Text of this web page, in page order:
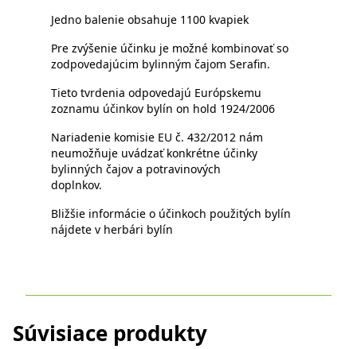
Jedno balenie obsahuje 1100 kvapiek
Pre zvýšenie účinku je možné kombinovať so
zodpovedajúcim bylinným čajom Serafin.
Tieto tvrdenia odpovedajú Európskemu
zoznamu účinkov bylín on hold 1924/2006
Nariadenie komisie EU č. 432/2012 nám
neumožňuje uvádzať konkrétne účinky
bylinných čajov a potravinových
doplnkov.
Bližšie informácie o účinkoch použitých bylín
nájdete v herbári bylín
Súvisiace produkty